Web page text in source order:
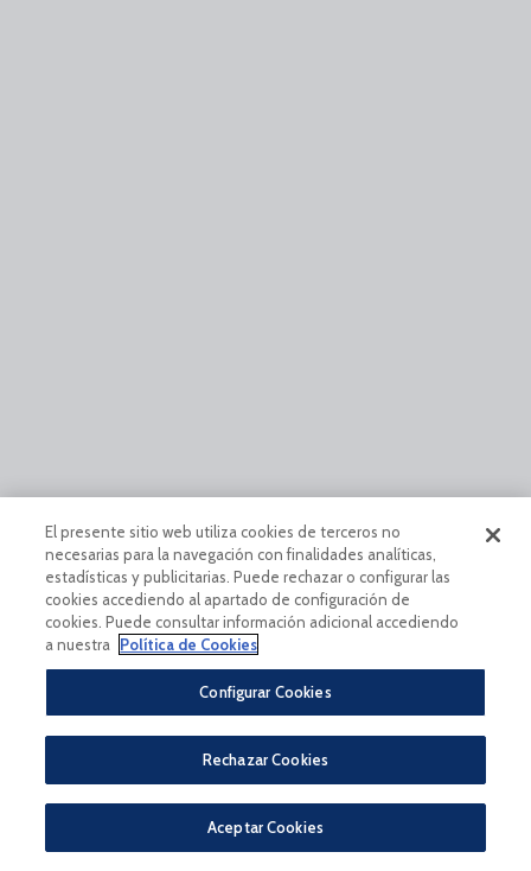
El presente sitio web utiliza cookies de terceros no
necesarias para la navegación con finalidades analíticas,
estadísticas y publicitarias. Puede rechazar o configurar las
cookies accediendo al apartado de configuración de
cookies. Puede consultar información adicional accediendo
a nuestra
Política de Cookies
Configurar Cookies
Rechazar Cookies
Aceptar Cookies